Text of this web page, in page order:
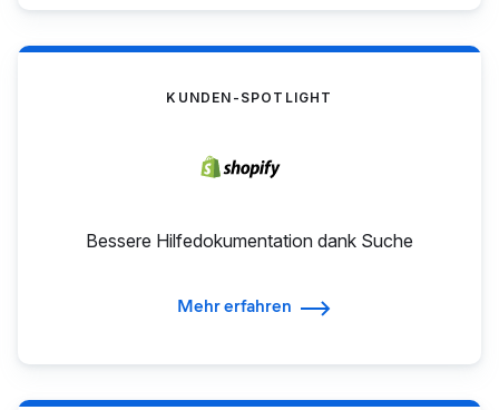
KUNDEN-SPOTLIGHT
Bessere Hilfedokumentation dank Suche
Mehr erfahren